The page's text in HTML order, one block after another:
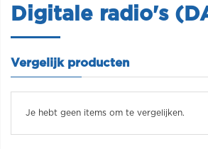
Digitale radio's
Vergelijk producten
Je hebt geen items om te vergelijken.